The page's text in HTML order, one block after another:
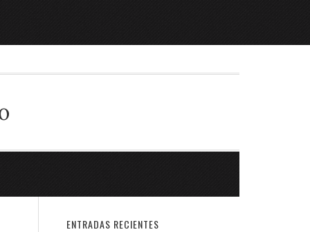
ENTRADAS RECIENTES